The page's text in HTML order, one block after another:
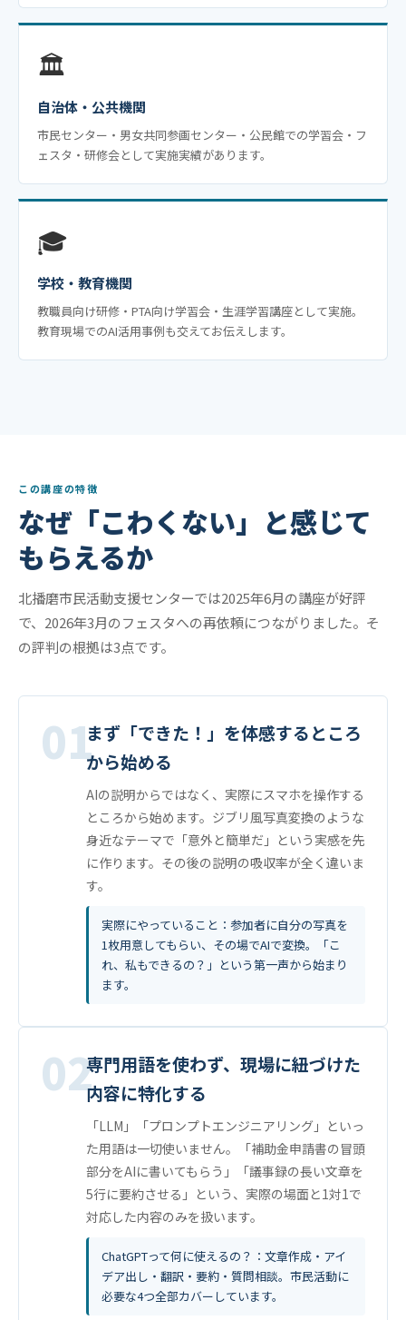
🏛️
自治体・公共機関
市民センター・男女共同参画センター・公民館での学習会・フ
ェスタ・研修会として実施実績があります。
🎓
学校・教育機関
教職員向け研修・PTA向け学習会・生涯学習講座として実施。
教育現場でのAI活用事例も交えてお伝えします。
この講座の特徴
なぜ「こわくない」と感じて
もらえるか
北播磨市民活動支援センターでは2025年6月の講座が好評
で、2026年3月のフェスタへの再依頼につながりました。そ
の評判の根拠は3点です。
01まず「できた！」を体感するところ
から始める
AIの説明からではなく、実際にスマホを操作する
ところから始めます。ジブリ風写真変換のような
身近なテーマで「意外と簡単だ」という実感を先
に作ります。その後の説明の吸収率が全く違いま
す。
実際にやっていること：参加者に自分の写真を
1枚用意してもらい、その場でAIで変換。「こ
れ、私もできるの？」という第一声から始まり
ます。
02専門用語を使わず、現場に紐づけた
内容に特化する
「LLM」「プロンプトエンジニアリング」といっ
た用語は一切使いません。「補助金申請書の冒頭
部分をAIに書いてもらう」「議事録の長い文章を
5行に要約させる」という、実際の場面と1対1で
対応した内容のみを扱います。
ChatGPTって何に使えるの？：文章作成・アイ
デア出し・翻訳・要約・質問相談。市民活動に
必要な4つ全部カバーしています。